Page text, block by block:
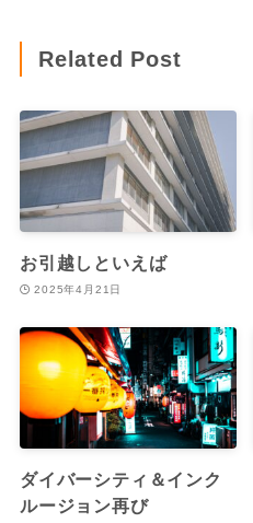
Related Post
お引越しといえば
2025年4月21日
ダイバーシティ＆インク
ルージョン再び